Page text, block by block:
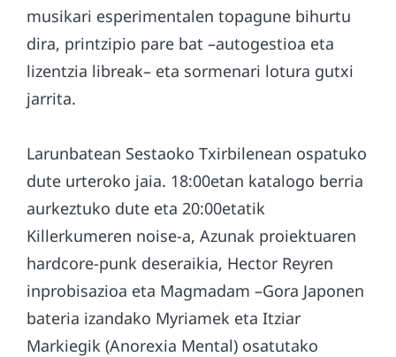
musikari esperimentalen topagune bihurtu
dira, printzipio pare bat –autogestioa eta
lizentzia libreak– eta sormenari lotura gutxi
jarrita.
Larunbatean Sestaoko Txirbilenean ospatuko
dute urteroko jaia. 18:00etan katalogo berria
aurkeztuko dute eta 20:00etatik
Killerkumeren noise-a, Azunak proiektuaren
hardcore-punk deseraikia, Hector Reyren
inprobisazioa eta Magmadam –Gora Japonen
bateria izandako Myriamek eta Itziar
Markiegik (Anorexia Mental) osatutako